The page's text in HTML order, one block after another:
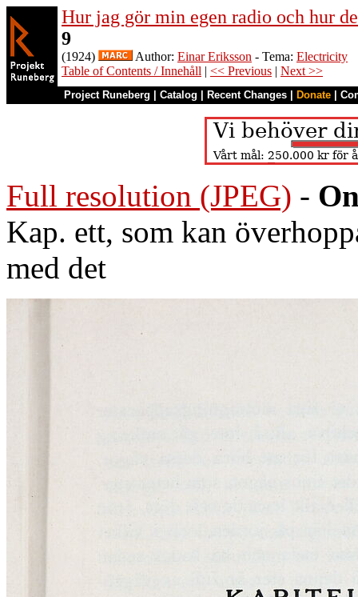
Hur jag gör min egen radio och hur
9
(1924) Author: Einar Eriksson - Tema: Electricity
Table of Contents / Innehåll | << Previous | Next >>
Project Runeberg Catalog Recent Changes Donate
Full resolution (JPEG) -
Kap. ett, som kan
med det